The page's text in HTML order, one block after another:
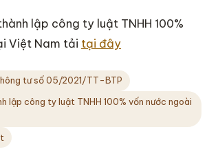
lập công ty luật TNHH 100%
Việt Nam tải tại đây
tư số 05/2021/TT-BTP
lập công ty luật TNHH 100% vốn nước ngoài